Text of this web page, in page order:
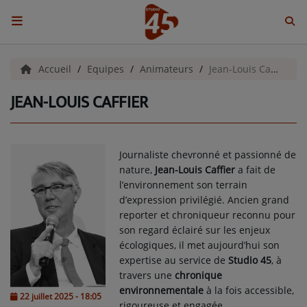
ACCUEIL
Emissions
GIEN, SA FABULEUSE HISTOIRE
GRAFFITI CINÉMA
LES ASSOCIÉS DU JOUR
LA CHRONIQUE ENVIRONNEMENTALE
LA CHRONIQUE MUSICALE
Accueil Equipes Animateurs Jean-Louis Caffier
JEAN-LOUIS CAFFIER
22 juillet 2025 - 18:05
Journaliste chevronné et passionné de
nature, Jean-Louis Caffier a fait de
l’environnement son terrain
d’expression privilégié. Ancien grand
reporter et chroniqueur reconnu pour
son regard éclairé sur les enjeux
écologiques, il met aujourd’hui son
expertise au service deStudio 45, à
travers une chronique
environnementale à la fois accessible,